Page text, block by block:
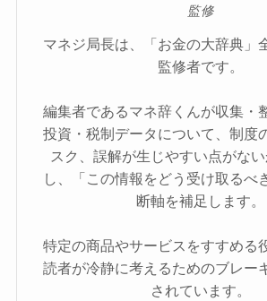
監修
マネジ局長は、「お金の大辞典」
監修者です。
編集者であるマネ辞くんが収集・
投資・税制データについて、制度
スク、誤解が生じやすい点がな
し、「この情報をどう受け取るべ
断軸を補足します。
特定の商品やサービスをすすめる
読者が冷静に考えるためのブレー
されています。